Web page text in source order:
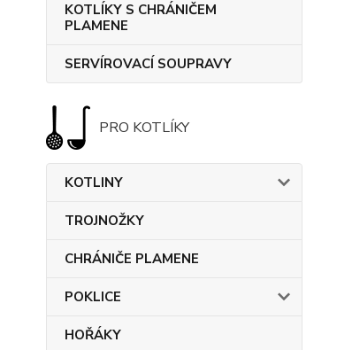
KOTLÍKY S CHRÁNIČEM
PLAMENE
SERVÍROVACÍ SOUPRAVY
PRO KOTLÍKY
KOTLINY
TROJNOŽKY
CHRÁNIČE PLAMENE
POKLICE
HOŘÁKY